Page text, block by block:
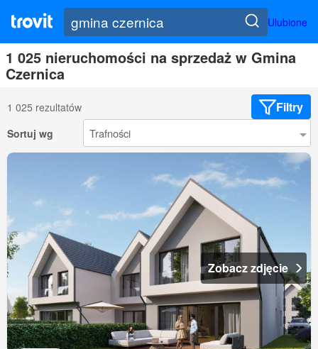
Ulubione
1 025 nieruchomości na sprzedaż w Gmina
Czernica
1 025 rezultatów Filtry
Sortuj wg
Zobacz zdjęcie